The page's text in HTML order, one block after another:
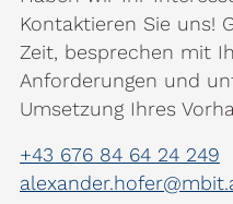
Kontaktieren Sie uns!
Zeit, besprechen mit
Anforderungen und
Umsetzung Ihres
+43 676 84 64 24 249